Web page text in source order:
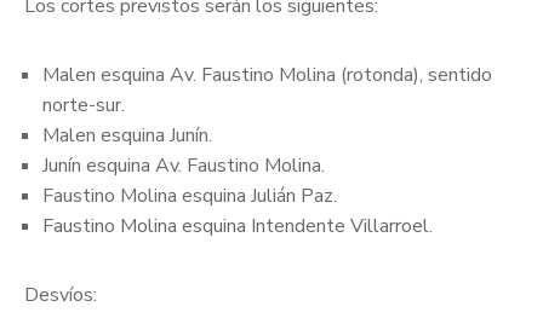
Los cortes previstos serán los siguientes:
Malen esquina Av. Faustino Molina (rotonda), sentido
norte-sur.
Malen esquina Junín.
Junín esquina Av. Faustino Molina.
Faustino Molina esquina Julián Paz.
Faustino Molina esquina Intendente Villarroel.
Desvíos: